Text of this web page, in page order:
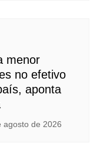
menor
no efetivo
aponta
agosto de 2026